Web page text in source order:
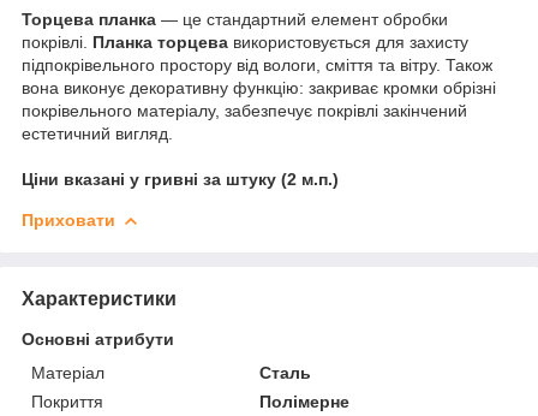
Торцева планка ― це стандартний елемент обробки
покрівлі. Планка торцева використовується для захисту
підпокрівельного простору від вологи, сміття та вітру. Також
вона виконує декоративну функцію: закриває кромки обрізні
покрівельного матеріалу, забезпечує покрівлі закінчений
естетичний вигляд.
Ціни вказані у гривні за штуку (2 м.п.)
Приховати
Характеристики
Основні атрибути
Матеріал
Сталь
Покриття
Полімерне